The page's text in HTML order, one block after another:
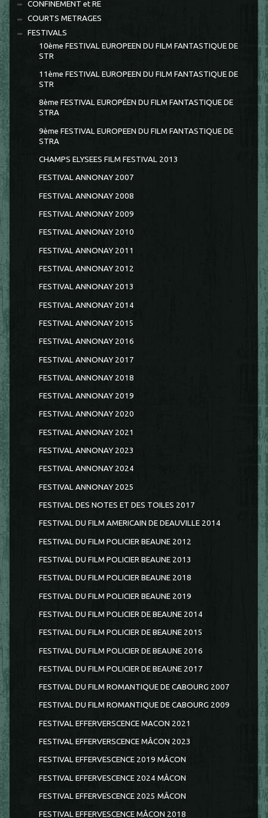
CONFINEMENT et RE
COURTS METRAGES
FESTIVALS
10ème FESTIVAL EUROPEEN DU FILM FANTASTIQUE DE
STR
11ème FESTIVAL EUROPEEN DU FILM FANTASTIQUE DE
STR
8ème FESTIVAL EUROPÉEN DU FILM FANTASTIQUE DE
STRA
9ème FESTIVAL EUROPEEN DU FILM FANTASTIQUE DE
STRA
CHAMPS ELYSEES FILM FESTIVAL 2013
FESTIVAL ANNONAY 2007
FESTIVAL ANNONAY 2008
FESTIVAL ANNONAY 2009
FESTIVAL ANNONAY 2010
FESTIVAL ANNONAY 2011
FESTIVAL ANNONAY 2012
FESTIVAL ANNONAY 2013
FESTIVAL ANNONAY 2014
FESTIVAL ANNONAY 2015
FESTIVAL ANNONAY 2016
FESTIVAL ANNONAY 2017
FESTIVAL ANNONAY 2018
FESTIVAL ANNONAY 2019
FESTIVAL ANNONAY 2020
FESTIVAL ANNONAY 2021
FESTIVAL ANNONAY 2023
FESTIVAL ANNONAY 2024
FESTIVAL ANNONAY 2025
FESTIVAL DES NOTES ET DES TOILES 2017
FESTIVAL DU FILM AMERICAIN DE DEAUVILLE 2014
FESTIVAL DU FILM POLICIER BEAUNE 2012
FESTIVAL DU FILM POLICIER BEAUNE 2013
FESTIVAL DU FILM POLICIER BEAUNE 2018
FESTIVAL DU FILM POLICIER BEAUNE 2019
FESTIVAL DU FILM POLICIER DE BEAUNE 2014
FESTIVAL DU FILM POLICIER DE BEAUNE 2015
FESTIVAL DU FILM POLICIER DE BEAUNE 2016
FESTIVAL DU FILM POLICIER DE BEAUNE 2017
FESTIVAL DU FILM ROMANTIQUE DE CABOURG 2007
FESTIVAL DU FILM ROMANTIQUE DE CABOURG 2009
FESTIVAL EFFERVERSCENCE MACON 2021
FESTIVAL EFFERVERSCENCE MÂCON 2023
FESTIVAL EFFERVESCENCE 2019 MÂCON
FESTIVAL EFFERVESCENCE 2024 MÂCON
FESTIVAL EFFERVESCENCE 2025 MÂCON
FESTIVAL EFFERVESCENCE MÂCON 2018